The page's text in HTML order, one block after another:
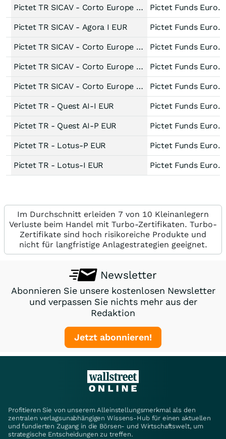
Pictet TR SICAV - Corto Europe HI USD Pictet Funds Europe
Pictet TR SICAV - Agora I EUR Pictet Funds Europe
Pictet TR SICAV - Corto Europe HP USD Pictet Funds Europe
Pictet TR SICAV - Corto Europe I EUR Pictet Funds Europe
Pictet TR SICAV - Corto Europe P EUR Pictet Funds Europe
Pictet TR - Quest AI-I EUR Pictet Funds Europe
Pictet TR - Quest AI-P EUR Pictet Funds Europe
Pictet TR - Lotus-P EUR Pictet Funds Europe
Pictet TR - Lotus-I EUR Pictet Funds Europe
Im Durchschnitt erleiden 7 von 10 Kleinanlegern
Verluste beim Handel mit Turbo-Zertifikaten. Turbo-
Zertifikate sind hoch risikoreiche Produkte und
nicht für langfristige Anlagestrategien geeignet.
Newsletter
Abonnieren Sie unsere kostenlosen Newsletter
und verpassen Sie nichts mehr aus der
Redaktion
Jetzt abonnieren!
Profitieren Sie von unserem Alleinstellungsmerkmal als den
zentralen verlagsunabhängigen Wissens-Hub für einen aktuellen
und fundierten Zugang in die Börsen- und Wirtschaftswelt, um
strategische Entscheidungen zu treffen.